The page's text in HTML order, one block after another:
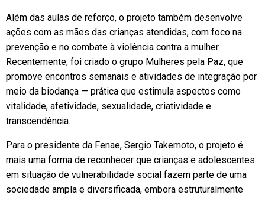
Além das aulas de reforço, o projeto também desenvolve
ações com as mães das crianças atendidas, com foco na
prevenção e no combate à violência contra a mulher.
Recentemente, foi criado o grupo Mulheres pela Paz, que
promove encontros semanais e atividades de integração por
meio da biodança — prática que estimula aspectos como
vitalidade, afetividade, sexualidade, criatividade e
transcendência.
Para o presidente da Fenae, Sergio Takemoto, o projeto é
mais uma forma de reconhecer que crianças e adolescentes
em situação de vulnerabilidade social fazem parte de uma
sociedade ampla e diversificada, embora estruturalmente